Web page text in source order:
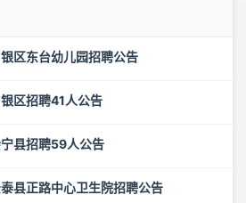
区东台幼儿园招聘公告
区招聘41人公告
县招聘59人公告
县正路中心卫生院招聘公告